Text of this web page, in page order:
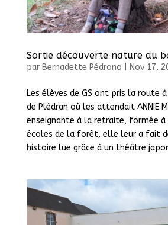
Sortie découverte nature au
par Bernadette Pédrono Nov 17,
Les élèves de GS ont pris la route
de Plédran où les attendait ANNIE
enseignante à la retraite, formée à
écoles de la forêt, elle leur a fait
histoire lue grâce à un théâtre